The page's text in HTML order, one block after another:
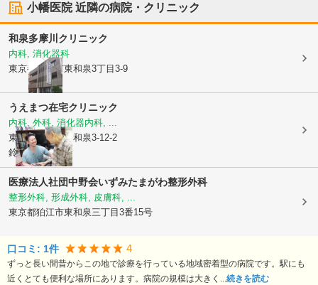
小幡医院近隣の病院・クリニック
和泉多摩川クリニック
内科, 消化器科
東京都狛江市東和泉3丁目3-9
うえまつ在宅クリニック
内科, 外科, 消化器内科, ...
東京都狛江市東和泉3-12-2
鈴文ビル2階
医療法人社団中野会いずみたまがわ整形外科
整形外科, 形成外科, 皮膚科, ...
東京都狛江市東和泉三丁目3番15号
口コミ: 1件 4
ずっと長い間昔からこの地で診療を行っている地域密着型の病院です。駅にも
近くとても便利な場所にあります。病院の規模は大きく...続きを読む